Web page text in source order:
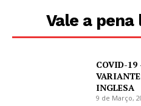
Vale a pena
COVID-19
INGLESA
9 de Março,